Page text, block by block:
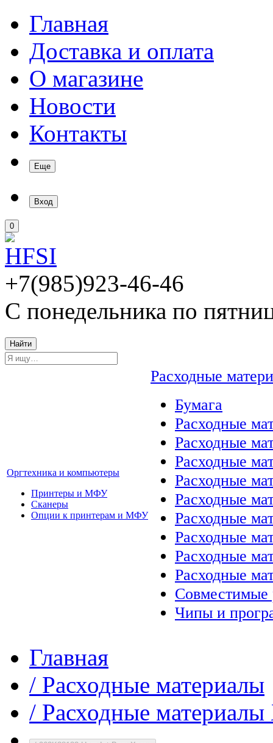
Главная
Доставка и оплата
О магазине
Новости
Контакты
Еще
Вход
0
+7(985)923-46-46
С понедельника по
Найти
Оргтехника и компьютеры
Принтеры и МФУ
Сканеры
Опции к принтерам и МФУ
Расходные
Бумага
Расходные
Расходные
Расходные
Расходные
Расходные
Расходные
Расходные
Расходные
Расходные
Совместимые
Чипы и
Главная
/ Расходные материалы
/ Расходные